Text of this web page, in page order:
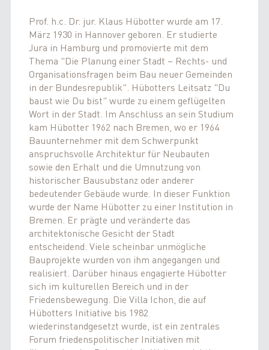
Prof. h.c. Dr. jur. Klaus Hübotter wurde am 17.
März 1930 in Hannover geboren. Er studierte
Jura in Hamburg und promovierte mit dem
Thema "Die Planung einer Stadt – Rechts- und
Organisationsfragen beim Bau neuer Gemeinden
in der Bundesrepublik". Hübotters Leitsatz "Du
baust wie Du bist" wurde zu einem geflügelten
Wort in der Stadt. Im Anschluss an sein Studium
kam Hübotter 1962 nach Bremen, wo er 1964
Bauunternehmer mit dem Schwerpunkt
anspruchsvolle Architektur für Neubauten
sowie den Erhalt und die Umnutzung von
historischer Bausubstanz oder anderer
bedeutender Gebäude wurde. In dieser Funktion
wurde der Name Hübotter zu einer Institution in
Bremen. Er prägte und veränderte das
architektonische Gesicht der Stadt
entscheidend. Viele scheinbar unmögliche
Bauprojekte wurden von ihm angegangen und
realisiert. Darüber hinaus engagierte Hübotter
sich im kulturellen Bereich und in der
Friedensbewegung. Die Villa Ichon, die auf
Hübotters Initiative bis 1982
wiederinstandgesetzt wurde, ist ein zentrales
Forum friedenspolitischer Initiativen mit